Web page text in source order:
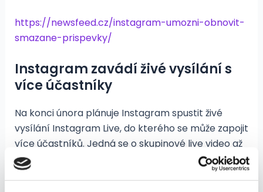
https://newsfeed.cz/instagram-umozni-obnovit-
smazane-prispevky/
Instagram zavádí živé vysílání s
více účastníky
Na konci února plánuje Instagram spustit živé
vysílání Instagram Live, do kterého se může zapojit
více účastníků. Jedná se o skupinové live video až
pro 4 lidi.